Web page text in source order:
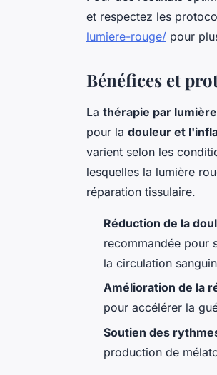
et respectez les
lumiere-rouge/ pour
Bénéfices et
La thérapie par
pour la douleur et
varient selon les
lesquelles la lumière
réparation tissulaire.
Réduction de la
recommandée pour
la circulation
Amélioration de la
pour accélérer la
Soutien des
production de